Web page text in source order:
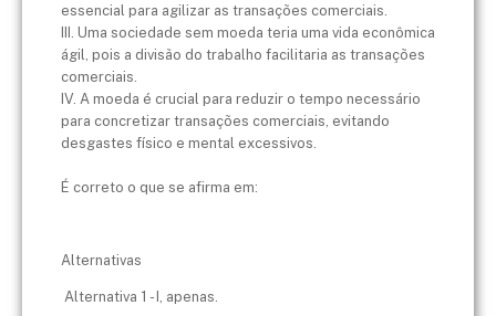
essencial para agilizar as transações comerciais.
III. Uma sociedade sem moeda teria uma vida econômica
ágil, pois a divisão do trabalho facilitaria as transações
comerciais.
IV. A moeda é crucial para reduzir o tempo necessário
para concretizar transações comerciais, evitando
desgastes físico e mental excessivos.
É correto o que se afirma em:
Alternativas
Alternativa 1 - I, apenas.